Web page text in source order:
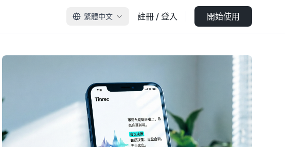
繁體中文 註冊 / 登入 開始使用